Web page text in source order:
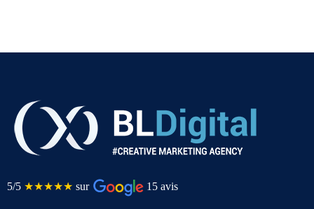
5/5 ★★★★★ sur 15 avis